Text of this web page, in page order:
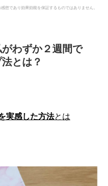
想であり効果効能を保証するものではありません。
わずか２週間で
とは？
実感した方法とは